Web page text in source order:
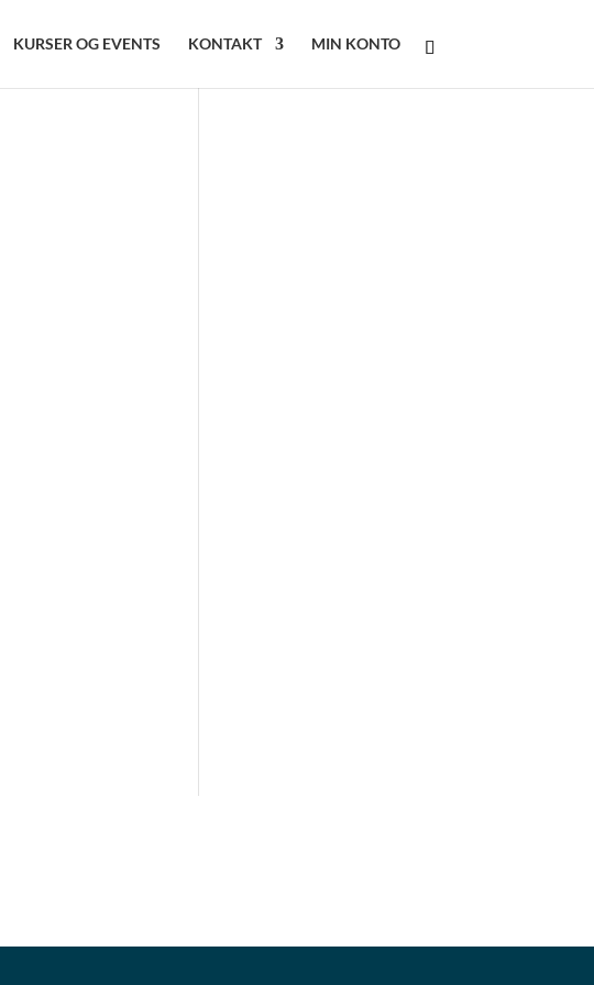
KURSER OG EVENTS KONTAKT MIN KONTO